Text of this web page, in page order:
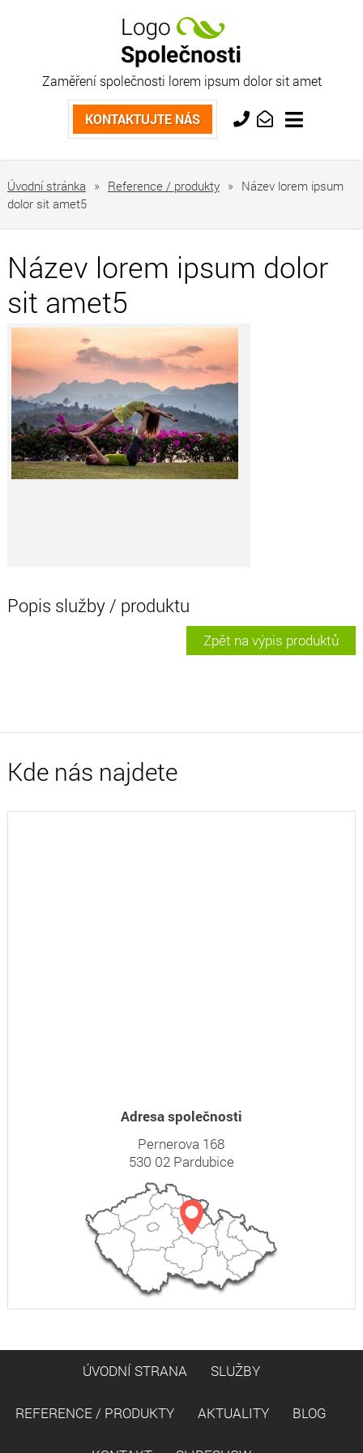
Zaměření společnosti lorem ipsum dolor sit amet
Kontaktujte nás
KONTAKTUJTE NÁS
554
Úvodní stránka » Reference / produkty » Název lorem ipsum
dolor sit amet5
Název lorem ipsum dolor
sit amet5
Popis služby / produktu
Zpět na výpis produktů
Kde nás najdete
Adresa společnosti
Pernerova 168
530 02 Pardubice
ÚVODNÍ STRANA SLUŽBY
REFERENCE / PRODUKTY AKTUALITY BLOG